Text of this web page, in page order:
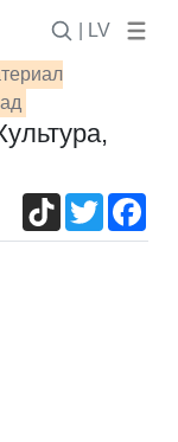
| LV
TikTokTwitter